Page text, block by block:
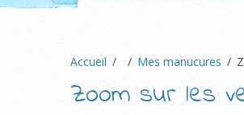
Accueil Mes manucures
Zoom sur les